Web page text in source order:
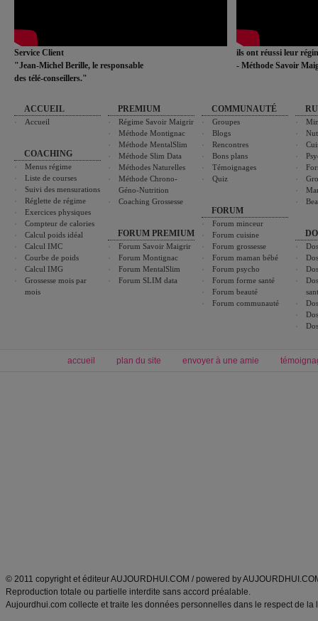
Service Client
"Jean-Michel Berille, le responsable
des télé-conseillers."
ils ont réussi leur
- Méthode Savoir
ACCUEIL
Accueil
COACHING
Menus régime
Liste de courses
Suivi des mensurations
Réglette de régime
Exercices physiques
Compteur de calories
Calcul poids idéal
Calcul IMC
Courbe de poids
Calcul IMG
Grossesse mois par
mois
PREMIUM
Régime Savoir Maigrir
Méthode Montignac
Méthode MentalSlim
Méthode Slim Data
Méthodes Naturelles
Méthode Chrono-
Géno-Nutrition
Coaching Grossesse
FORUM PREMIUM
Forum Savoir Maigrir
Forum Montignac
Forum MentalSlim
Forum SLIM data
COMMUNAUTÉ
Groupes
Blogs
Rencontres
Bons plans
Témoignages
Quiz
FORUM
Forum minceur
Forum cuisine
Forum grossesse
Forum maman bébé
Forum psycho
Forum forme santé
Forum beauté
Forum communauté
accueil plan du site envoyer à une amie
© 2011 copyright et éditeur AUJOURDHUI.COM / powered by
Reproduction totale ou partielle interdite sans accord préalable.
Aujourdhui.com collecte et traite les données personnelles dans le respect de